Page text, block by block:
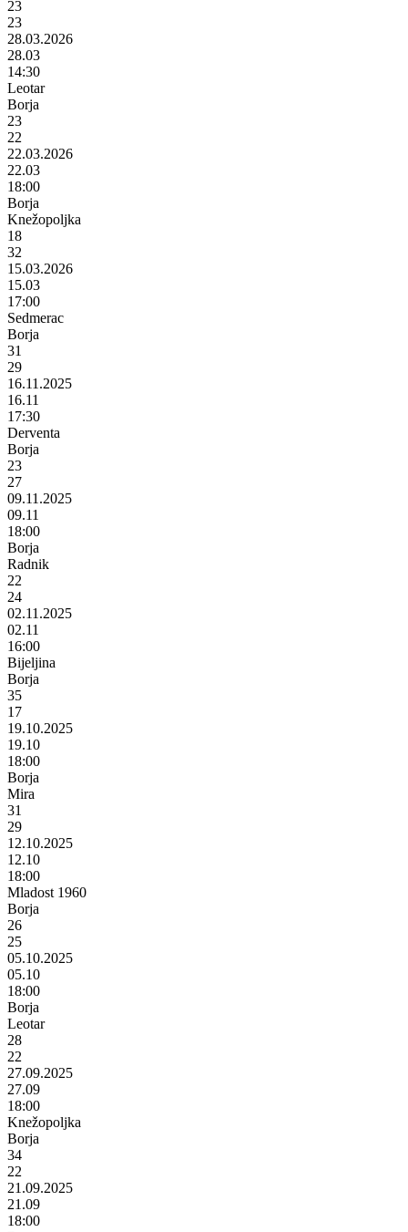
23
23
28.03.2026
28.03
14:30
Leotar
Borja
23
22
22.03.2026
22.03
18:00
Borja
Knežopoljka
18
32
15.03.2026
15.03
17:00
Sedmerac
Borja
31
29
16.11.2025
16.11
17:30
Derventa
Borja
23
27
09.11.2025
09.11
18:00
Borja
Radnik
22
24
02.11.2025
02.11
16:00
Bijeljina
Borja
35
17
19.10.2025
19.10
18:00
Borja
Mira
31
29
12.10.2025
12.10
18:00
Mladost 1960
Borja
26
25
05.10.2025
05.10
18:00
Borja
Leotar
28
22
27.09.2025
27.09
18:00
Knežopoljka
Borja
34
22
21.09.2025
21.09
18:00